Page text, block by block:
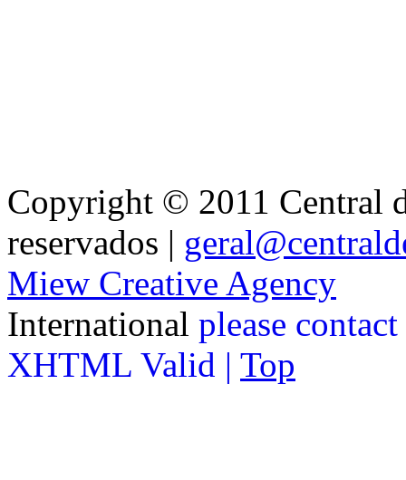
Copyright © 2011 Central
reservados |
Miew Creative Agency
International please
XHTML Valid | Top